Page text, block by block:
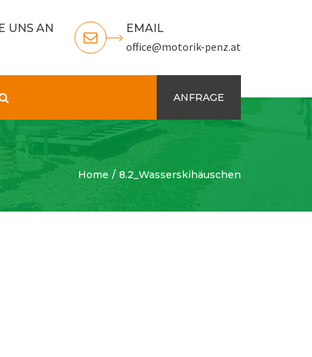
UNS AN EMAIL
office@motorik-penz.at
ANFRAGE
Home 8.2_Wasserskihäuschen